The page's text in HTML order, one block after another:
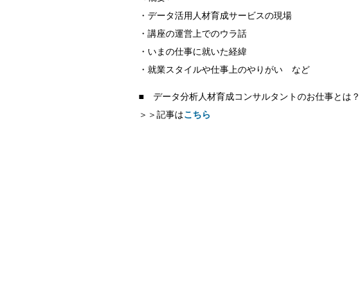
・データ活用人材育成サービスの現場
・講座の運営上でのウラ話
・いまの仕事に就いた経緯
・就業スタイルや仕事上のやりがい など
■ データ分析人材育成コンサルタントのお仕事とは？
＞＞記事はこちら